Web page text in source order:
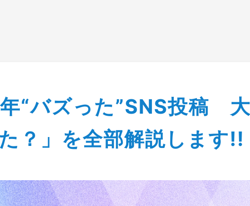
投稿 大公開!!「なぜこれが伸びた？」を全部解説します!!
“バズった”SNS投稿
？」を全部解説します!!